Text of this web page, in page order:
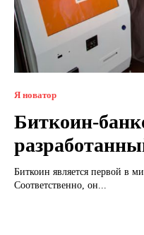
Я новатор
Биткоин-
Биткоин является первой в
Соответственно, он...